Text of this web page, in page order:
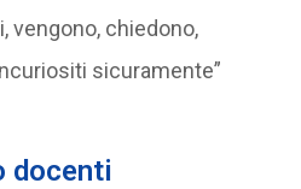
vengono, chiedono,
sicuramente”
docenti